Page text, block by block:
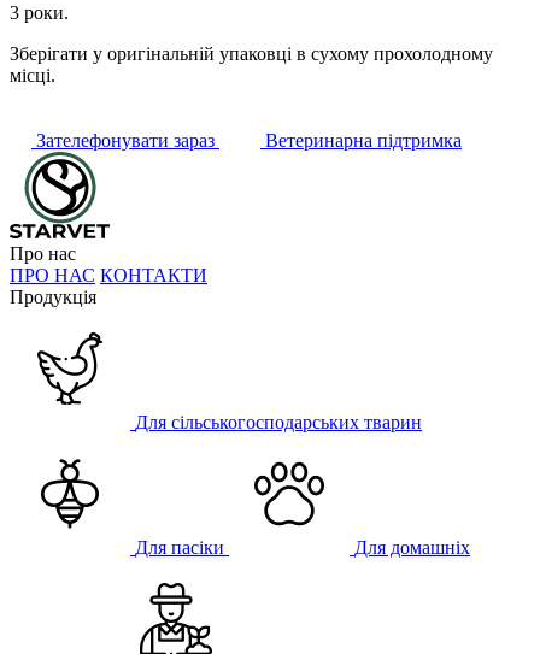
3 роки.
Зберігати у оригінальній упаковці в сухому прохолодному
місці.
Зателефонувати зараз Ветеринарна підтримка
Про нас
ПРО НАС КОНТАКТИ
Продукція
Для сільськогосподарських тварин
Для пасіки Для домашніх